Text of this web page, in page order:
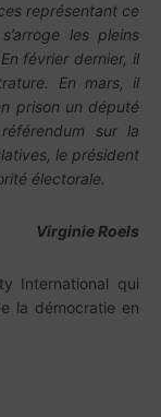
représentant ce
les pleins
février dernier, il
En mars, il
prison un député
sur la
le président
électorale.
Virginie Roels
International qui
la démocratie en